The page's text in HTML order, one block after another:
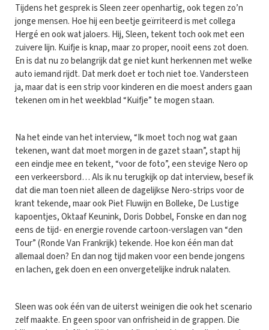
Tijdens het gesprek is Sleen zeer openhartig, ook tegen zo’n
jonge mensen. Hoe hij een beetje geïrriteerd is met collega
Hergé en ook wat jaloers. Hij, Sleen, tekent toch ook met een
zuivere lijn. Kuifje is knap, maar zo proper, nooit eens zot doen.
En is dat nu zo belangrijk dat ge niet kunt herkennen met welke
auto iemand rijdt. Dat merk doet er toch niet toe. Vandersteen
ja, maar dat is een strip voor kinderen en die moest anders gaan
tekenen om in het weekblad “Kuifje” te mogen staan.
Na het einde van het interview, “Ik moet toch nog wat gaan
tekenen, want dat moet morgen in de gazet staan”, stapt hij
een eindje mee en tekent, “voor de foto”, een stevige Nero op
een verkeersbord… Als ik nu terugkijk op dat interview, besef ik
dat die man toen niet alleen de dagelijkse Nero-strips voor de
krant tekende, maar ook Piet Fluwijn en Bolleke, De Lustige
kapoentjes, Oktaaf Keunink, Doris Dobbel, Fonske en dan nog
eens de tijd- en energie rovende cartoon-verslagen van “den
Tour” (Ronde Van Frankrijk) tekende. Hoe kon één man dat
allemaal doen? En dan nog tijd maken voor een bende jongens
en lachen, gek doen en een onvergetelijke indruk nalaten.
Sleen was ook één van de uiterst weinigen die ook het scenario
zelf maakte. En geen spoor van onfrisheid in de grappen. Die